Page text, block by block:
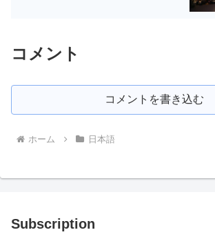
コメント
コメントを書き込む
ホーム 日本語
Subscription